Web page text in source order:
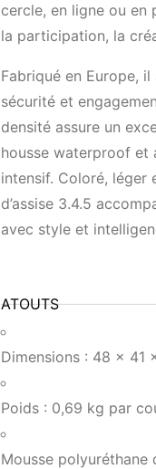
cercle, en ligne ou en
la participation, la
Fabriqué en Europe,
sécurité et
densité assure un
housse waterproof et
intensif. Coloré, léger
d’assise 3.4.5
avec style et
ATOUTS
Dimensions : 48 x 41
Poids : 0,69 kg par
Mousse polyuréthane